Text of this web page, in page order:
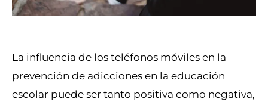
La influencia de los teléfonos móviles en la
prevención de adicciones en la educación
escolar puede ser tanto positiva como negativa,